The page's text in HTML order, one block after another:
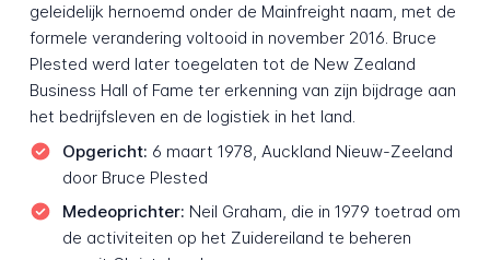
geleidelijk hernoemd onder de Mainfreight naam, met de
formele verandering voltooid in november 2016. Bruce
Plested werd later toegelaten tot de New Zealand
Business Hall of Fame ter erkenning van zijn bijdrage aan
het bedrijfsleven en de logistiek in het land.
Opgericht: 6 maart 1978, Auckland Nieuw-Zeeland
door Bruce Plested
Medeoprichter: Neil Graham, die in 1979 toetrad om
de activiteiten op het Zuidereiland te beheren